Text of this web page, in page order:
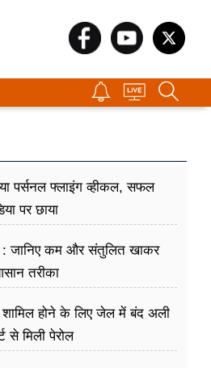
पर्सनल फ्लाइंग व्हीकल, सफल
पर छाया
जानिए कम और संतुलित खाकर
तरीका
होने के लिए जेल में बंद अली
से मिली पेरोल